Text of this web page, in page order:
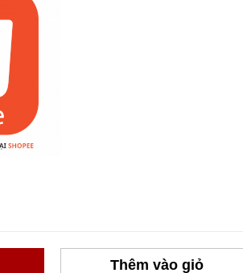
Thêm vào giỏ